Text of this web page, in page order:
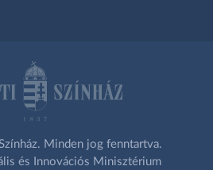
Minden jog fenntartva.
és Innovációs Minisztérium